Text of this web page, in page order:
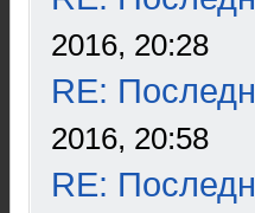
2016, 20:28
RE:
2016, 20:58
RE: